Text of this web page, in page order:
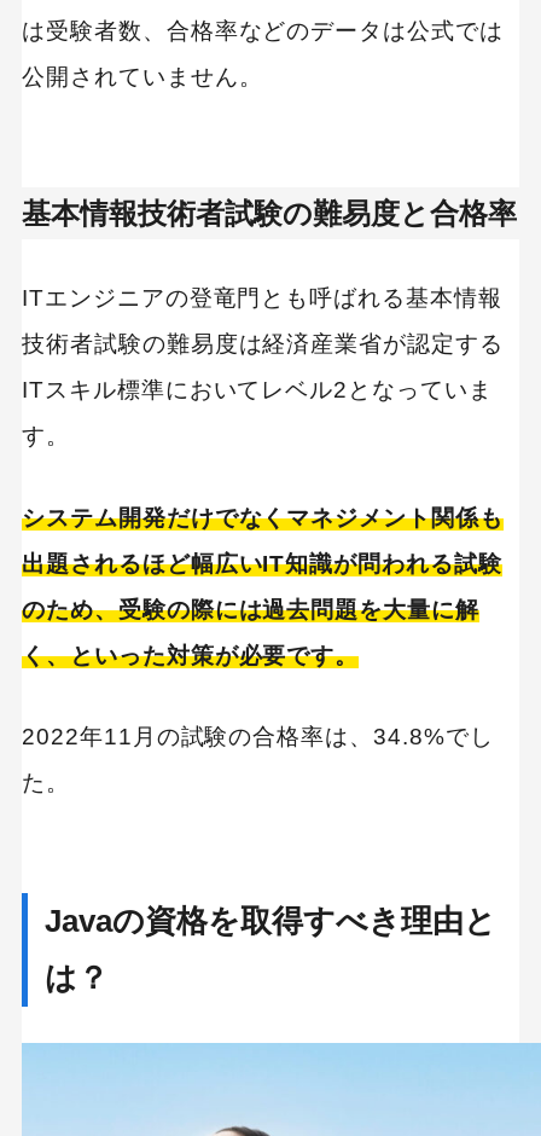
は受験者数、合格率などのデータは公式では
公開されていません。
基本情報技術者試験の難易度と合格率
ITエンジニアの登竜門とも呼ばれる基本情報
技術者試験の難易度は経済産業省が認定する
ITスキル標準においてレベル2となっていま
す。
システム開発だけでなくマネジメント関係も
出題されるほど幅広いIT知識が問われる試験
のため、受験の際には過去問題を大量に解
く、といった対策が必要です。
2022年11月の試験の合格率は、34.8%でし
た。
Javaの資格を取得すべき理由と
は？